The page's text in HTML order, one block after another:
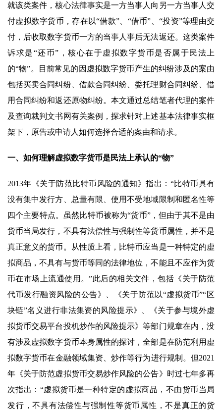
就该类案件，核心法律事实是一方当事人向另一方当事人交
付虚拟数字货币，存在以“借款”、“借币”、“投资”等理由交
付，后收取数字货币一方的当事人事后无法返还。这类案件
诉求是“还币”，核心在于虚拟数字货币是否属于民法上
的“物”。目前常见的因虚拟数字货币产生的纠纷涉及的案由
包括买卖合同纠纷、借款合同纠纷、委托理财合同纠纷、借
用合同纠纷和返还原物纠纷。本文通过总结笔者代理的案件
及查询裁判文书网有关案例，探求针对上述基本法律事实框
架下，原告或申请人如何选择合适的案由和请求。
一、如何理解虚拟数字货币是民法上承认的“物”
2013年《关于防范比特币风险的通知》指出：“比特币具有
没有集中发行方、总量有限、使用不受地域限制和匿名性等
四个主要特点。虽然比特币被称为“货币”，但由于其不是由
货币当局发行，不具有法偿性与强制性等货币属性，并不是
真正意义的货币。从性质上看，比特币应当是一种特定的虚
拟商品，不具有与货币等同的法律地位，不能且不应作为货
币在市场上流通使用。”此后的相关文件，包括《关于防范
代币发行融资风险的公告》、《关于防范以“虚拟货币”“区
块链”名义进行非法集资的风险提示》、《关于参与境外虚
拟货币交易平台投机炒作的风险提示》等部门规章在内，没
有涉及虚拟数字货币本身属性的探讨，全部是在防范利用虚
拟数字货币在金融领域集资、炒作等行为进行规制。但2021
年《关于防范虚拟货币交易炒作风险的公告》时过七年多再
次指出：“虚拟货币是一种特定的虚拟商品，不由货币当局
发行，不具有法偿性与强制性等货币属性，不是真正的货